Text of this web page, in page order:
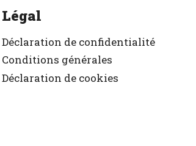
Légal
Déclaration de confidentialité
Conditions générales
Déclaration de cookies